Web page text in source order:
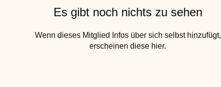
Es gibt noch nichts zu sehen
Wenn dieses Mitglied Infos über sich selbst hinzufügt,
erscheinen diese hier.